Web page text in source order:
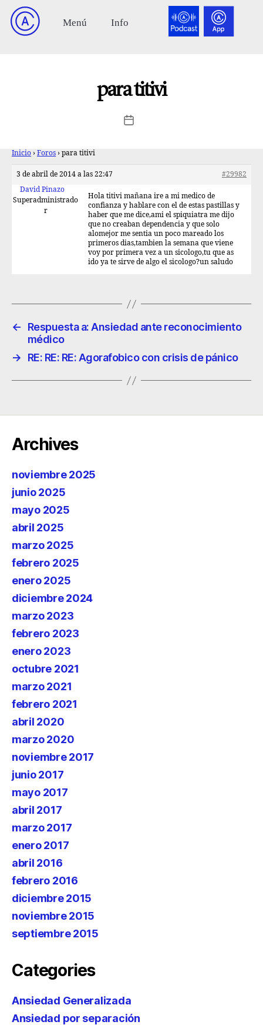
para titivi
Inicio › Foros › para titivi
3 de abril de 2014 a las 22:47
#29982
David Pinazo
Superadministrado
r
Hola titivi mañana ire a mi medico de
confianza y hablare con el de estas pastillas y
haber que me dice,ami el spiquiatra me dijo
que no creaban dependencia y que solo
alomejor me sentia un poco mareado los
primeros dias,tambien la semana que viene
voy por primera vez a un sicologo,tu que as
ido ya te sirve de algo el sicologo?un saludo
←
Respuesta a: Ansiedad ante reconocimiento
médico
→
RE: RE: RE: Agorafobico con crisis de pánico
Archives
noviembre 2025
junio 2025
mayo 2025
abril 2025
marzo 2025
febrero 2025
enero 2025
diciembre 2024
marzo 2023
febrero 2023
enero 2023
octubre 2021
marzo 2021
febrero 2021
abril 2020
marzo 2020
noviembre 2017
junio 2017
mayo 2017
abril 2017
marzo 2017
enero 2017
abril 2016
febrero 2016
diciembre 2015
noviembre 2015
septiembre 2015
Categories
Ansiedad Generalizada
Ansiedad por separación